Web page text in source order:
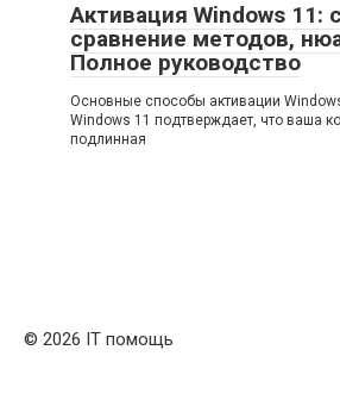
Активация Windows 11:
сравнение методов,
Полное руководство
Основные способы активации
Windows 11 подтверждает, что ваша
подлинная
© 2026 IT помощь